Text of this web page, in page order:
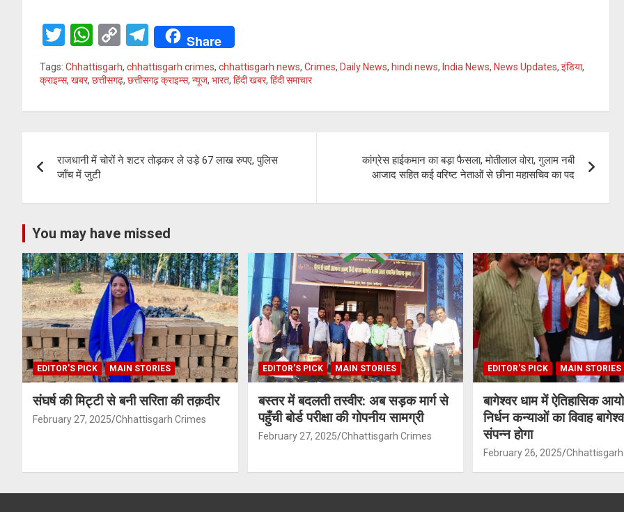
T
wi
tt
W
h
at
p
C
o
py
T
el
e
Share
Tags: Chhattisgarh, chhattisgarh crimes, chhattisgarh news, Crimes, Daily News, hindi news, India News, News Updates, इंडिया,
क्राइम्स, खबर, छत्तीसगढ़, छत्तीसगढ़ क्राइम्स, न्यूज, भारत, हिंदी खबर, हिंदी समाचार
navigation
राजधानी में चोरों ने शटर तोड़कर ले उड़े 67 लाख रुपए, पुलिस
जाँच में जुटी
कांग्रेस हाईकमान का बड़ा फैसला, मोतीलाल वोरा, गुलाम नबी
आजाद सहित कई वरिष्ट नेताओं से छीना महासचिव का पद
You may have missed
EDITOR'S PICK MAIN STORIES
संघर्ष की मिट्टी से बनी सरिता की तक़दीर
February 27, 2025 Chhattisgarh Crimes
EDITOR'S PICK MAIN STORIES
बस्तर में बदलती तस्वीर: अब सड़क मार्ग से
पहुँची बोर्ड परीक्षा की गोपनीय सामग्री
February 27, 2025 Chhattisgarh Crimes
EDITOR'S PICK MAIN STORIES
बागेश्वर धाम में ऐतिहासिक
निर्धन कन्याओं का विवाह
संपन्न होगा
February 26, 2025